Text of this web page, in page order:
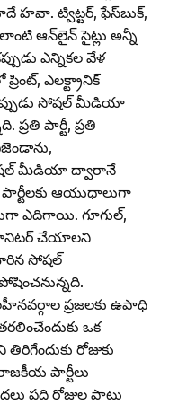
ట్విట్టర్‌, ఫేస్‌బుక్‌,
ఆన్‌లైన్‌ సైట్లు అన్నీ
ఎన్నికల వేళ
ఎలక్ట్రానిక్‌
సోషల్‌ మీడియా
పార్టీ, ప్రతి
మీడియా ద్వారానే
పార్టీలకు ఆయుధాలుగా
ఎదిగాయి. గూగుల్‌,
చేయాలని
సోషల్‌
ప్రజలకు ఉపాధి
ఒక
రోజుకు
పార్టీలు
పది రోజుల పాటు